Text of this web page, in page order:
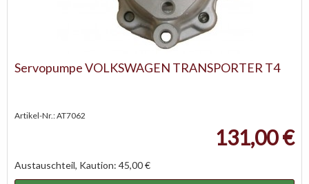
Servopumpe VOLKSWAGEN TRANSPORTER T4
Artikel-Nr.: AT7062
131,00 €
Austauschteil, Kaution: 45,00 €